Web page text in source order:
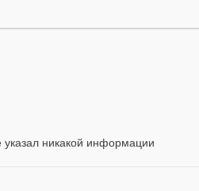
никакой информации